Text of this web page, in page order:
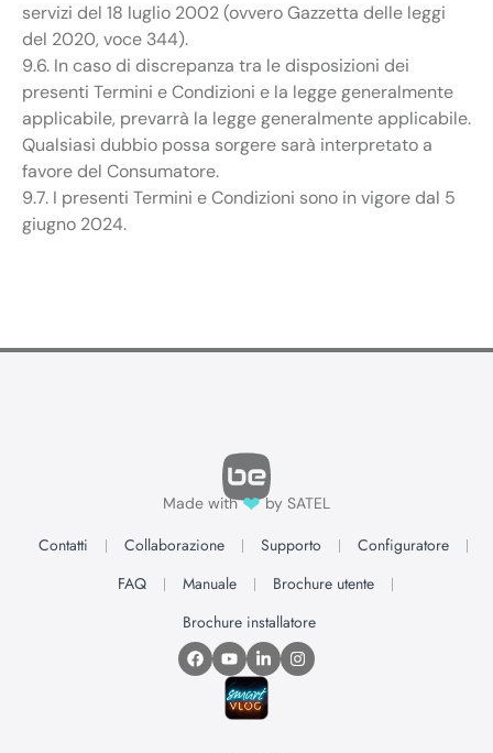
servizi del 18 luglio 2002 (ovvero Gazzetta delle leggi
del 2020, voce 344).
9.6. In caso di discrepanza tra le disposizioni dei
presenti Termini e Condizioni e la legge generalmente
applicabile, prevarrà la legge generalmente applicabile.
Qualsiasi dubbio possa sorgere sarà interpretato a
favore del Consumatore.
9.7. I presenti Termini e Condizioni sono in vigore dal 5
giugno 2024.
Made with❤by SATEL
Contatti Collaborazione Supporto
Configuratore
FAQ
Manuale
Brochure utente
Brochure installatore